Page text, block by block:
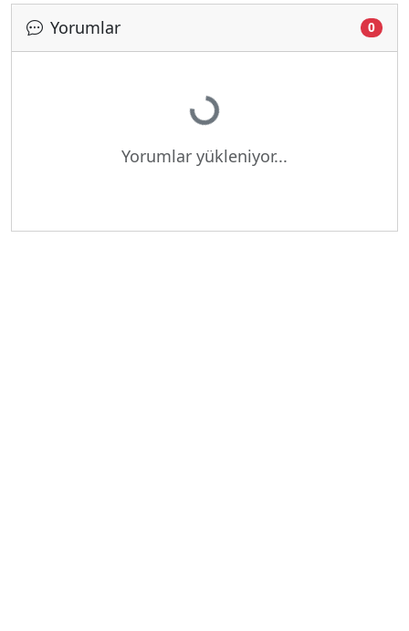
Yorumlar 0
Yükleniyor...
Yorumlar yükleniyor...